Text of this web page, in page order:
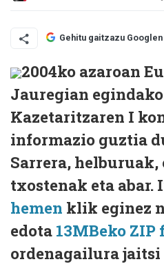
Gehitu gaitzazu Googlen
2004ko azaroan
Jauregian
Kazetaritzaren I
informazio guztia
Sarrera,
txostenak eta abar.
hemen klik eginez
edota 13MBeko
ordenagailura jaitsi